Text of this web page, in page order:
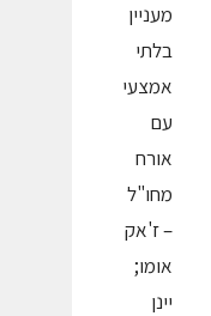
מעניין
בלתי
אמצעי
עם
אורח
מחו"ל
– ז'אק
אומו;
יינן